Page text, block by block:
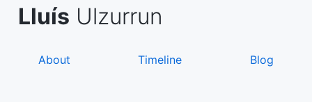
SkipLluís Ulzurrun
About Timeline Blog